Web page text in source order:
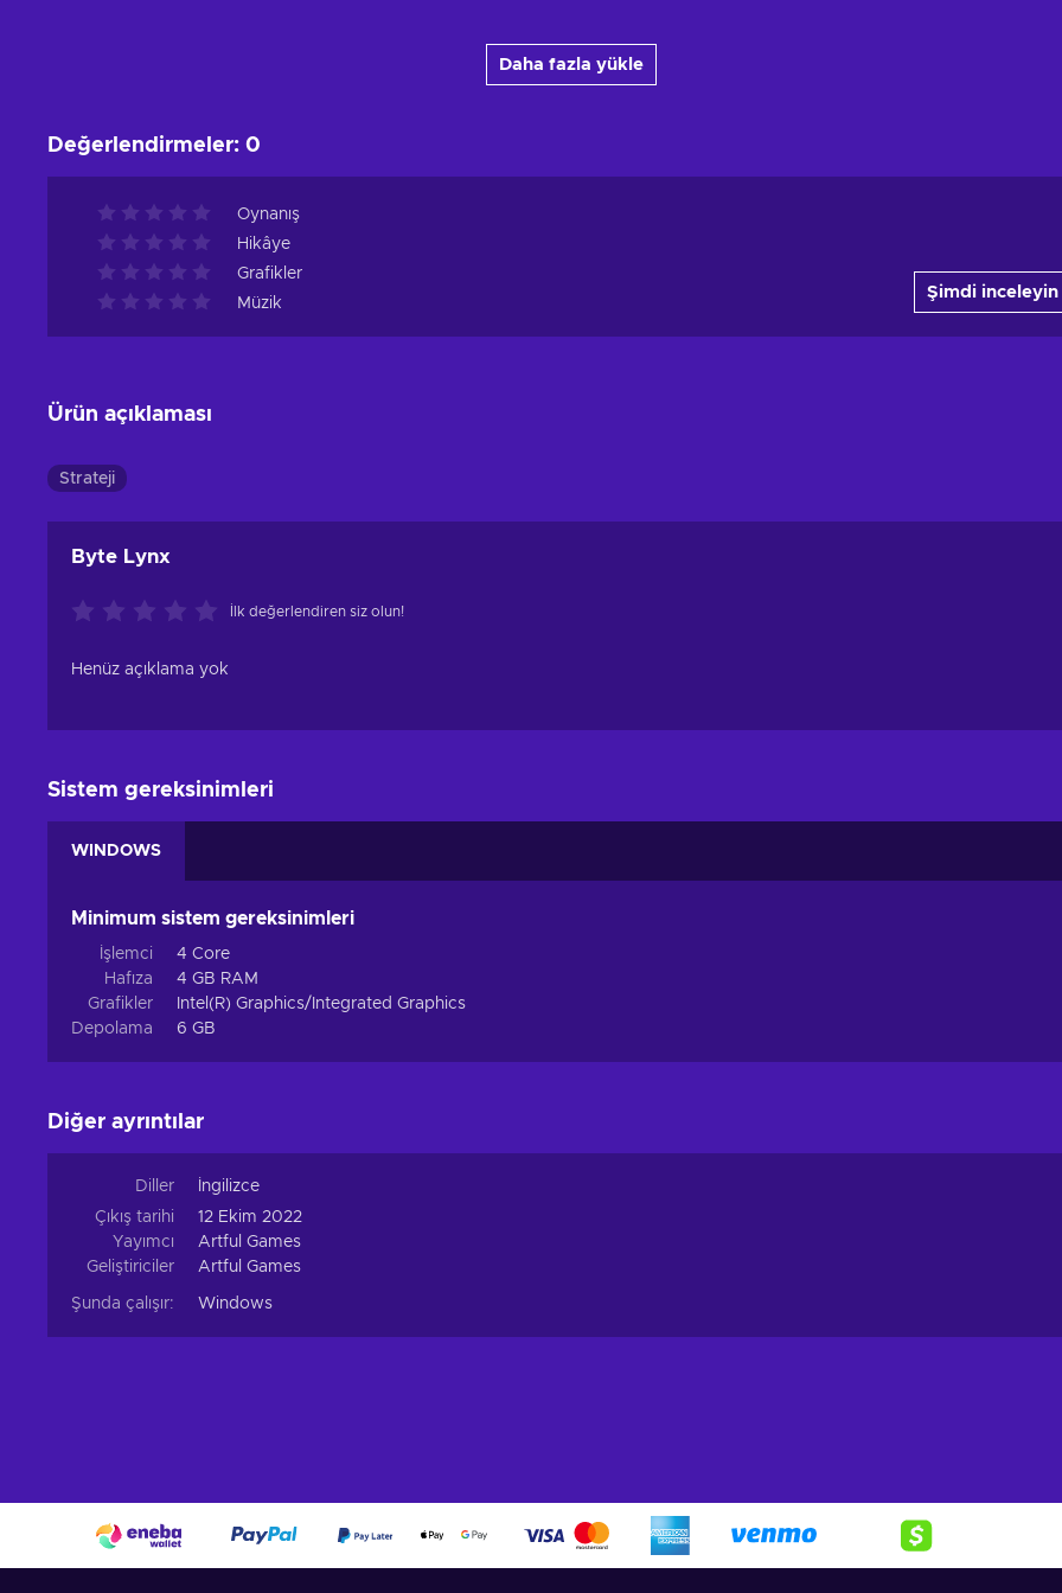
Daha fazla yükle
Değerlendirmeler: 0
Oynanış
Hikâye
Grafikler
Müzik
Şimdi inceleyin
Ürün açıklaması
Strateji
Byte Lynx
İlk değerlendiren siz olun!
Henüz açıklama yok
Sistem gereksinimleri
WINDOWS
Minimum sistem gereksinimleri
İşlemci
4 Core
Hafıza
4 GB RAM
Grafikler
Intel(R) Graphics/Integrated Graphics
Depolama
6 GB
Diğer ayrıntılar
Diller
İngilizce
Çıkış tarihi
12 Ekim 2022
Yayımcı
Artful Games
Geliştiriciler
Artful Games
Şunda çalışır: Windows